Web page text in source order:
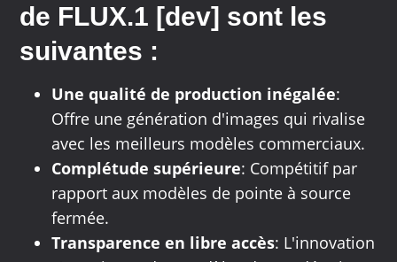
de FLUX.1 [dev] sont les
suivantes :
Une qualité de production inégalée:
Offre une génération d'images qui rivalise
avec les meilleurs modèles commerciaux.
Complétude supérieure: Compétitif par
rapport aux modèles de pointe à source
fermée.
Transparence en libre accès: L'innovation